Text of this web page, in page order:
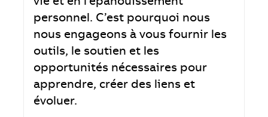
personnel. C’est pourquoi nous
nous engageons à vous fournir les
outils, le soutien et les
opportunités nécessaires pour
apprendre, créer des liens et
évoluer.